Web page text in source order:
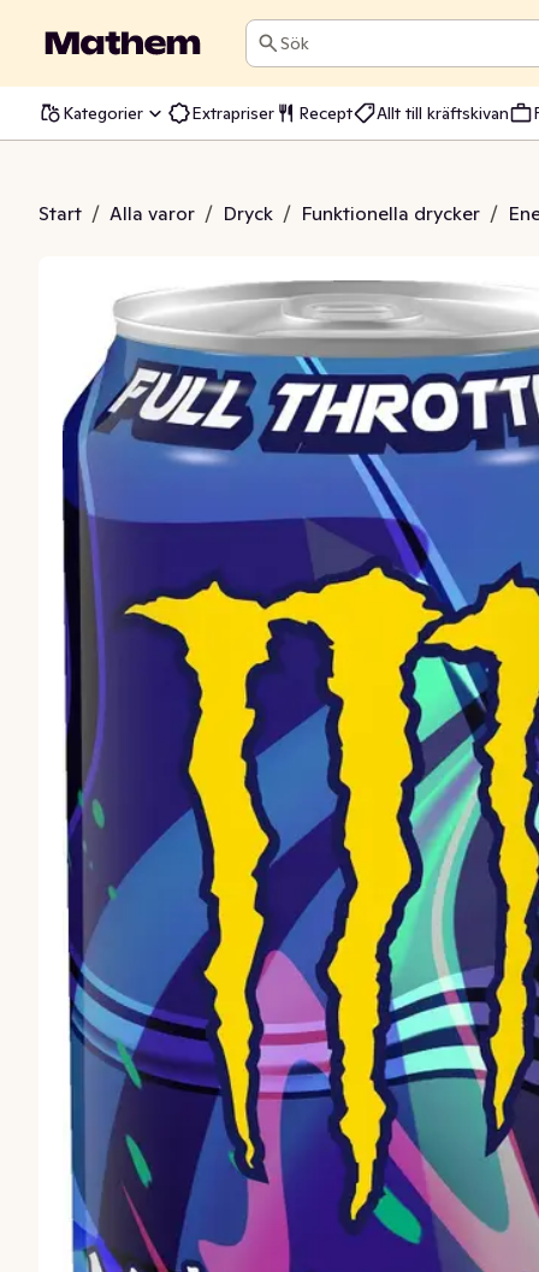
Sök
Kategorier Extrapriser Recept Allt till kräftskivan
Start / Alla varor / Dryck / Funktionella drycker /
Full Throttle Zero